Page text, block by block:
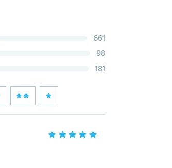
661
98
181